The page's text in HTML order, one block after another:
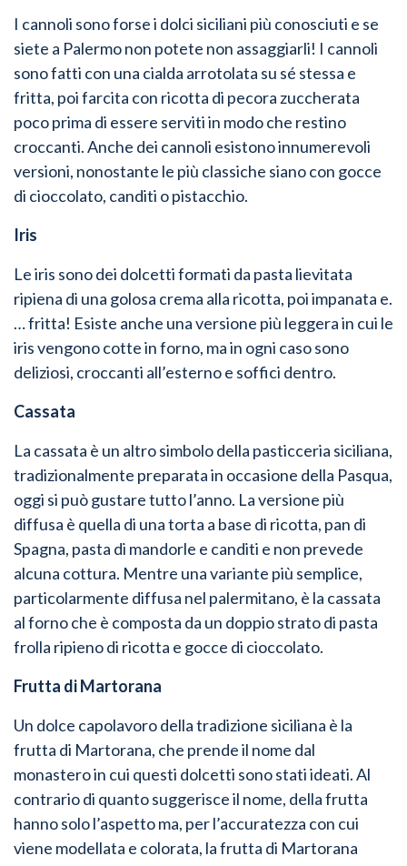
I cannoli sono forse i dolci siciliani più conosciuti e se
siete a Palermo non potete non assaggiarli! I cannoli
sono fatti con una cialda arrotolata su sé stessa e
fritta, poi farcita con ricotta di pecora zuccherata
poco prima di essere serviti in modo che restino
croccanti. Anche dei cannoli esistono innumerevoli
versioni, nonostante le più classiche siano con gocce
di cioccolato, canditi o pistacchio.
Iris
Le iris sono dei dolcetti formati da pasta lievitata
ripiena di una golosa crema alla ricotta, poi impanata e.
… fritta! Esiste anche una versione più leggera in cui le
iris vengono cotte in forno, ma in ogni caso sono
deliziosi, croccanti all’esterno e soffici dentro.
Cassata
La cassata è un altro simbolo della pasticceria siciliana,
tradizionalmente preparata in occasione della Pasqua,
oggi si può gustare tutto l’anno. La versione più
diffusa è quella di una torta a base di ricotta, pan di
Spagna, pasta di mandorle e canditi e non prevede
alcuna cottura. Mentre una variante più semplice,
particolarmente diffusa nel palermitano, è la cassata
al forno che è composta da un doppio strato di pasta
frolla ripieno di ricotta e gocce di cioccolato.
Frutta di Martorana
Un dolce capolavoro della tradizione siciliana è la
frutta di Martorana, che prende il nome dal
monastero in cui questi dolcetti sono stati ideati. Al
contrario di quanto suggerisce il nome, della frutta
hanno solo l’aspetto ma, per l’accuratezza con cui
viene modellata e colorata, la frutta di Martorana